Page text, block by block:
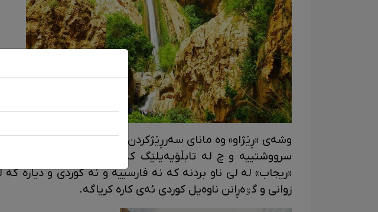
وشەی «ڕێژاو» وە مانای سەرڕێژکردن ئاو لە زوان کوردییە و چ
سرووشتییە و چ لە تابڵۆیەیلێگ کە لە لای خود تافاو ڕێژاو
«ریجاب» لە لێ ناو بردنە کە نە فارسییە و نە کوردی و دیارە
زوانی و گۊەڕانن ناوەیل کوردی ئەی کارە کریاگە.